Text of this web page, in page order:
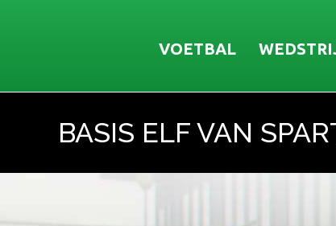
VOETBAL
BASIS ELF VAN
Je bent hier: